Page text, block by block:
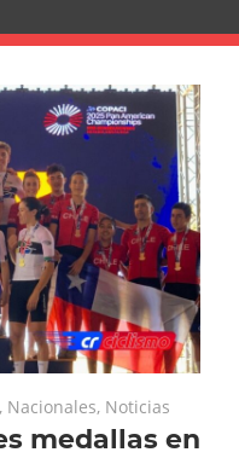
, Nacionales, Noticias
medallas en